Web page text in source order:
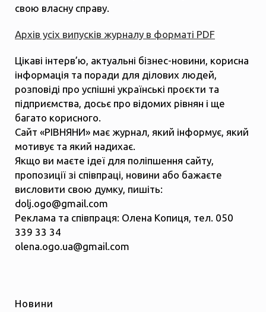
свою власну справу.
Архів усіх випусків журналу в форматі PDF
Цікаві інтерв’ю, актуальні бізнес-новини, корисна
інформація та поради для ділових людей,
розповіді про успішні українські проєкти та
підприємства, досьє про відомих рівнян і ще
багато корисного.
Сайт «РІВНЯНИ» має журнал, який інформує, який
мотивує та який надихає.
Якщо ви маєте ідеї для поліпшення сайту,
пропозиції зі співпраці, новини або бажаєте
висловити свою думку, пишіть:
dolj.ogo@gmail.com
Реклама та співпраця: Олена Копиця, тел. 050
339 33 34
olena.ogo.ua@gmail.com
Новини